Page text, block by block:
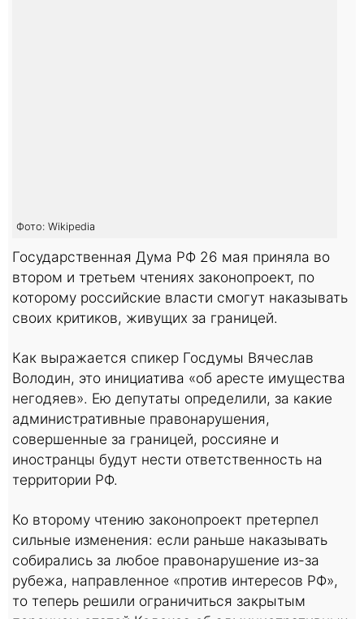
Фото: Wikipedia
Государственная Дума РФ 26 мая приняла во
втором и третьем чтениях законопроект, по
которому российские власти смогут наказывать
своих критиков, живущих за границей.
Как выражается спикер Госдумы Вячеслав
Володин, это инициатива «об аресте имущества
негодяев». Ею депутаты определили, за какие
административные правонарушения,
совершенные за границей, россияне и
иностранцы будут нести ответственность на
территории РФ.
Ко второму чтению законопроект претерпел
сильные изменения: если раньше наказывать
собирались за любое правонарушение из-за
рубежа, направленное «против интересов РФ»,
то теперь решили ограничиться закрытым